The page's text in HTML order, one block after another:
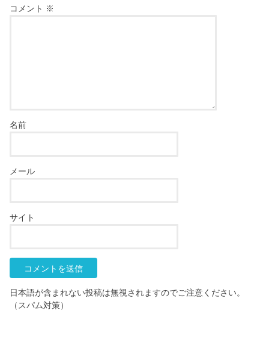
コメント ※
名前
メール
サイト
日本語が含まれない投稿は無視されますのでご注意ください。
（スパム対策）